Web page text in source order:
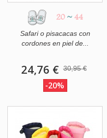
20 ~ 44
Safari o pisacacas con
cordones en piel de...
24,76 € 30,95 €
-20%